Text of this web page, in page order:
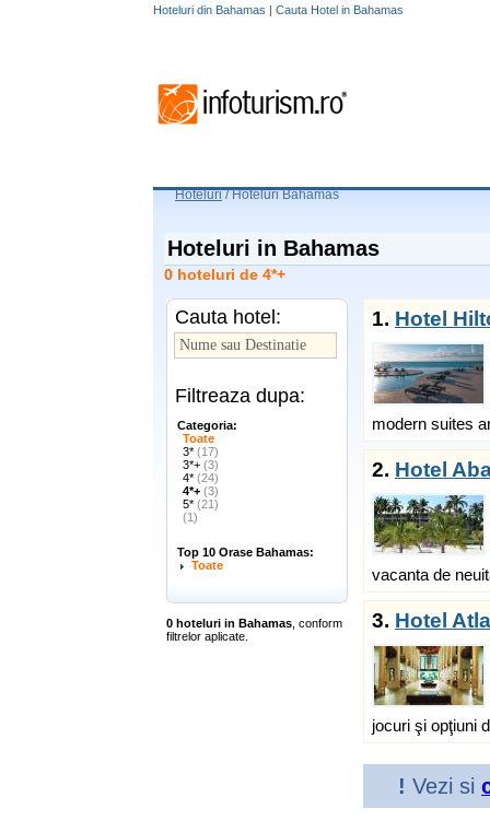
Hoteluri din Bahamas | Cauta Hotel in Bahamas
Hoteluri /Hoteluri Bahamas
Hoteluri in Bahamas
0 hoteluri de 4*+
Cauta hotel:
Filtreaza dupa:
Categoria:
Toate
3* (17)
3*+ (3)
4* (24)
4*+ (3)
5* (21)
(1)
Top 10 Orase Bahamas:
Toate
0 hoteluri in Bahamas , conform
filtrelor aplicate.
1. Hotel
modern suites
2. Hotel
vacanta de
3. Hotel
jocuri şi opţiuni
! Vezi si